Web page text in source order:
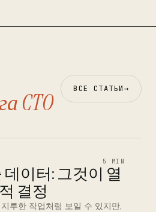
CTO ВСЕ СТАТЬИ→
5 MIN
데이터: 그것이 열
결정
루한 작업처럼 보일 수 있지만,